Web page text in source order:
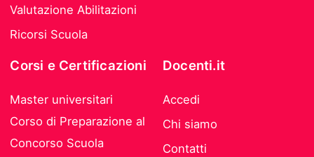
Valutazione Abilitazioni
Ricorsi Scuola
Corsi e Certificazioni
Master universitari
Corso di Preparazione al
Concorso Scuola
Docenti.it
Accedi
Chi siamo
Contatti